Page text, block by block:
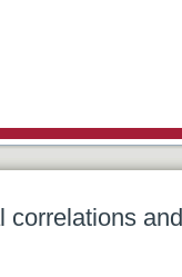
correlations